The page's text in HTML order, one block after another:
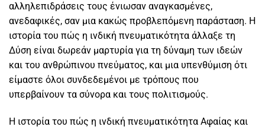
αλληλεπιδράσεις τους ένιωσαν αναγκασμένες,
ανεδαφικές, σαν μια κακώς προβλεπόμενη παράσταση. Η
ιστορία του πώς η ινδική πνευματικότητα άλλαξε τη
Δύση είναι δωρεάν μαρτυρία για τη δύναμη των ιδεών
και του ανθρώπινου πνεύματος, και μια υπενθύμιση ότι
είμαστε όλοι συνδεδεμένοι με τρόπους που
υπερβαίνουν τα σύνορα και τους πολιτισμούς.
Η ιστορία του πώς η ινδική πνευματικότητα Αφαίας και